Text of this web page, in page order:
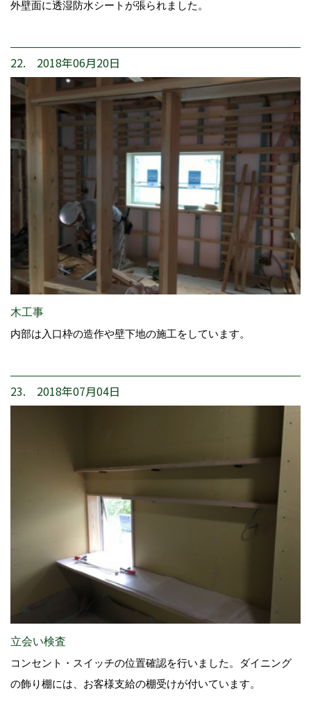
外壁面に透湿防水シートが張られました。
22. 2018年06月20日
木工事
内部は入口枠の造作や壁下地の施工をしています。
23. 2018年07月04日
立会い検査
コンセント・スイッチの位置確認を行いました。ダイニング
の飾り棚には、お客様支給の棚受けが付いています。